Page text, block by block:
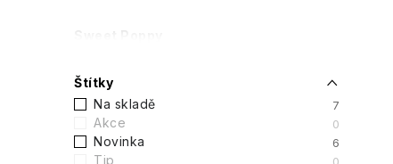
o
s
t
Sweet Poppy
Štítky
Na skladě
7
Akce 0
Novinka 6
Tip